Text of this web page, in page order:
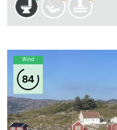
Wind
84